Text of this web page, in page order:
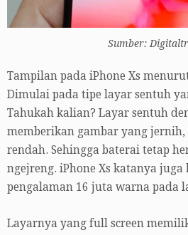
Sumber:
Tampilan pada iPhone Xs
Dimulai pada tipe layar sentuh
Tahukah kalian? Layar sentuh
memberikan gambar yang
rendah. Sehingga baterai tetap
ngejreng. iPhone Xs katanya juga
pengalaman 16 juta warna pada
Layarnya yang full screen